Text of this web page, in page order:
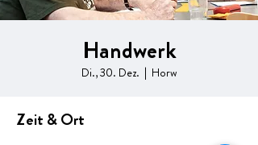
Handwerk
Di., 30. Dez.
  |
Horw
Zeit & Ort